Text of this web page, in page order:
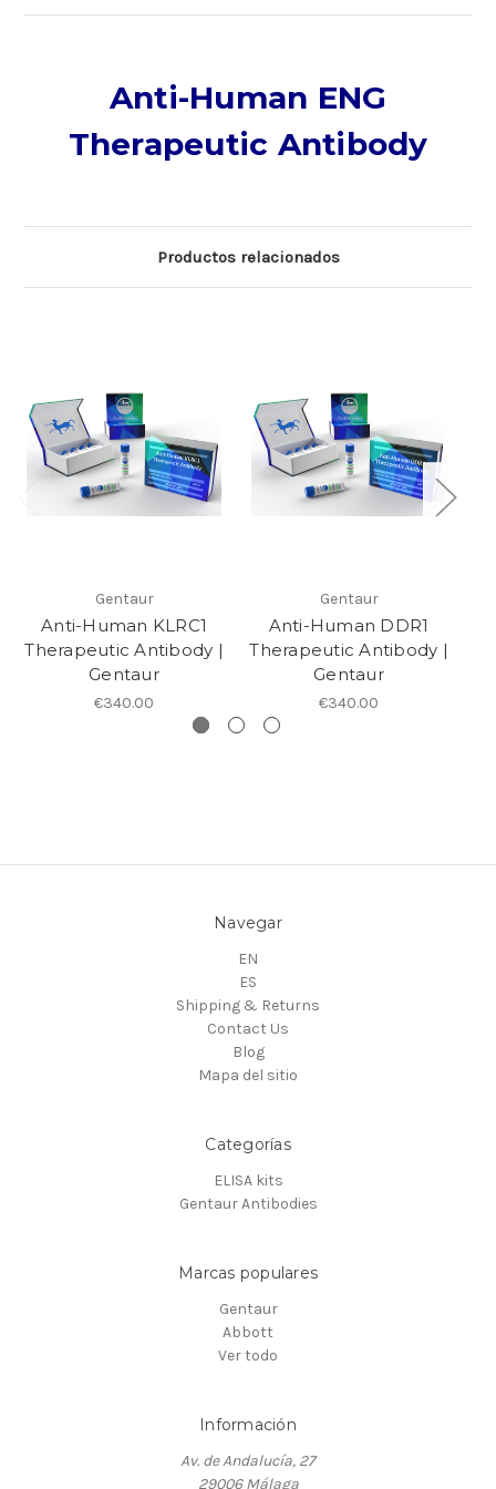
Anti-Human ENG
Therapeutic Antibody
Productos relacionados
Gentaur
Anti-Human KLRC1
Therapeutic Antibody |
Gentaur
€340.00
Gentaur
Anti-Human DDR1
Therapeutic Antibody |
Gentaur
€340.00
Navegar
EN
ES
Shipping & Returns
Contact Us
Blog
Mapa del sitio
Categorías
ELISA kits
Gentaur Antibodies
Marcas populares
Gentaur
Abbott
Ver todo
Información
Av. de Andalucía, 27
29006 Málaga